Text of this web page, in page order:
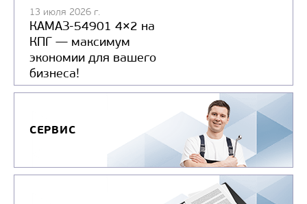
13 июля 2026 г.
КАМАЗ-54901 4×2 на
КПГ — максимум
экономии для вашего
бизнеса!
СЕРВИС